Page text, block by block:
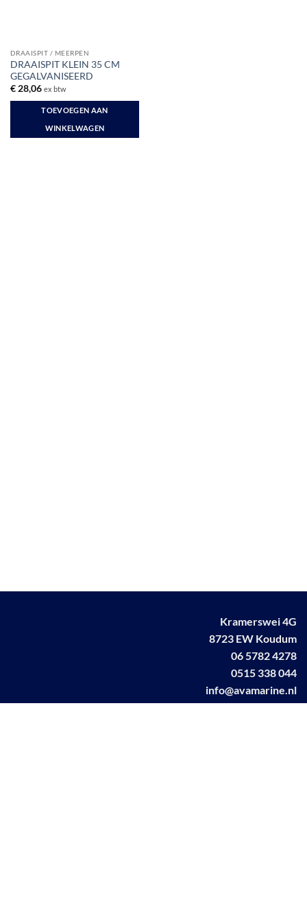
DRAAISPIT / MEERPEN
DRAAISPIT KLEIN 35 CM
GEGALVANISEERD
€28,06 ex btw
TOEVOEGEN AAN
WINKELWAGEN
Kramerswei 4G
8723 EW Koudum
06 5782 4278
0515 338 044
info@avamarine.nl